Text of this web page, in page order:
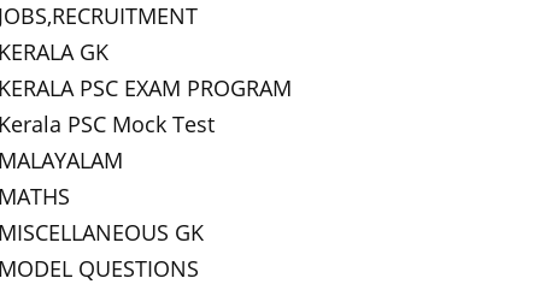
JOBS,RECRUITMENT
KERALA GK
KERALA PSC EXAM PROGRAM
Kerala PSC Mock Test
MALAYALAM
MATHS
MISCELLANEOUS GK
MODEL QUESTIONS